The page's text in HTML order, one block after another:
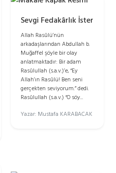
Sevgi Fedakârlık İster
Allah Rasûlü’nün
arkadaşlarından Abdullah b.
Muğaffel şöyle bir olay
anlatmaktadır: Bir adam
Rasûlullah (s.a.v.)’e, “Ey
Allah’ın Rasûlü! Ben seni
gerçekten seviyorum.” dedi.
Rasûlullah (s.a.v.) “O söy...
Yazar: Mustafa KARABACAK